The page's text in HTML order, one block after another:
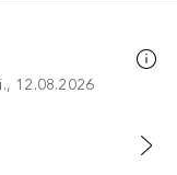
12.08.2026